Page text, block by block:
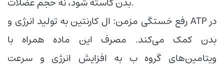
رفع خستگی مزمن: ال کارنتین به تولید انرژی و ATP در
بدن کمک می‌کند. مصرف این ماده همراه با
ویتامین‌های گروه ب به افزایش انرژی و سرعت